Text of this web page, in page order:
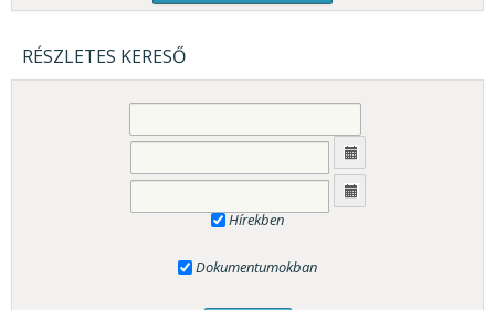
RÉSZLETES KERESŐ
Hírekben
Dokumentumokban